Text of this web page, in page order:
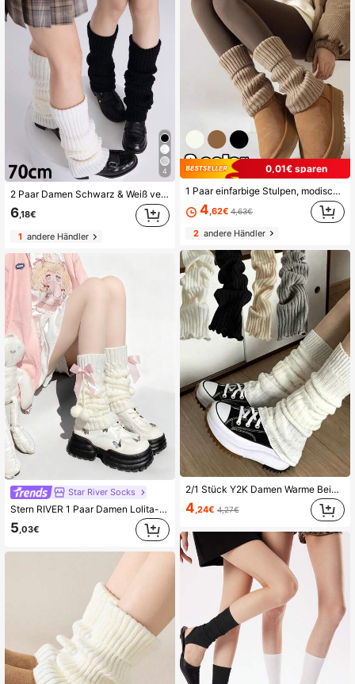
4
2 Paar Damen Schwarz & Weiß vertikale gestreifte warme dekorative süße Stulpen, geeignet für Frühling, Herbst, Winter Herbst Accessoires Weihnachtsgeschenk
6,18€
1andere Händler
Star River Socks
Stern RIVER 1 Paar Damen Lolita-Stil Rosa/Weiß/Blau Schleife & Flauschige Kugel gestrickte Beinstulpen, Y2K, JK Beinstulpen, süß & niedlich Beinstulpen geeignet
5 ,03€
0,01€ sparen
1 Paar einfarbige Stulpen, modisch & warm, geeignet für UGGs, Weihnachtssocken, Wintersocken für Frauen, Lässig, Feiertage, Weihnachtsparty Outfit
4,62€ 4,63€
2andere Händler
2/1 Stück Y2K Damen Warme Beinwärmer (Japanische Lolita Lange Socken, Gestrickte Fuß- und Armwärmer, Herbst/Winter Gehäkelte Flauschige Socken, Stiefelmanschetten)
4,24€ 4,27€